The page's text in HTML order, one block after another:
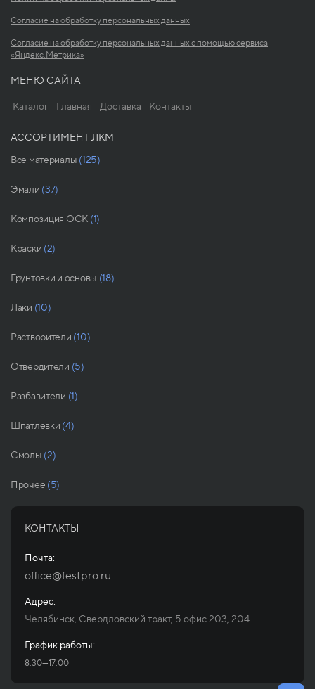
Согласие на обработку персональных данных
Согласие на обработку персональных данных с помощью сервиса
«Яндекс.Метрика»
МЕНЮ САЙТА
Каталог Главная Доставка Контакты
АССОРТИМЕНТ ЛКМ
Все материалы (125)
Эмали (37)
Композиция ОСК (1)
Краски (2)
Грунтовки и основы (18)
Лаки (10)
Растворители (10)
Отвердители (5)
Разбавители (1)
Шпатлевки (4)
Смолы (2)
Прочее (5)
КОНТАКТЫ
Почта:
office@festpro.ru
Адрес:
Челябинск, Свердловский тракт, 5 офис 203, 204
График работы:
8:30—17:00